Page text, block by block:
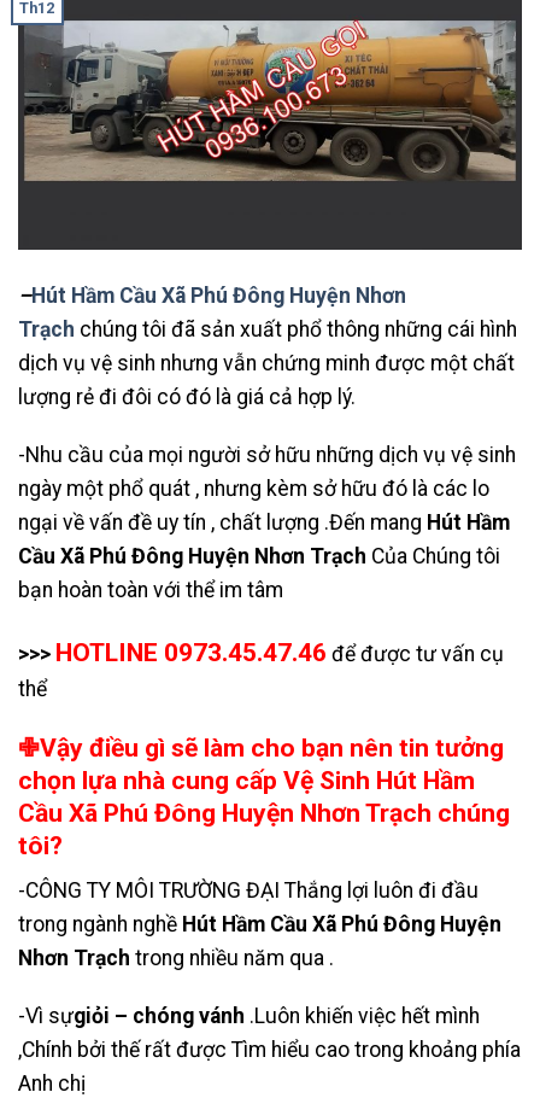
Th12
–Hút Hầm Cầu Xã Phú Đông Huyện Nhơn
Trạch chúng tôi đã sản xuất phổ thông những cái hình
dịch vụ vệ sinh nhưng vẫn chứng minh được một chất
lượng rẻ đi đôi có đó là giá cả hợp lý.
-Nhu cầu của mọi người sở hữu những dịch vụ vệ sinh
ngày một phổ quát , nhưng kèm sở hữu đó là các lo
ngại về vấn đề uy tín , chất lượng .Đến mang Hút Hầm
Cầu Xã Phú Đông Huyện Nhơn Trạch Của Chúng tôi
bạn hoàn toàn với thể im tâm
>>> HOTLINE 0973.45.47.46 để được tư vấn cụ
thể
✙Vậy điều gì sẽ làm cho bạn nên tin tưởng
chọn lựa nhà cung cấp Vệ Sinh Hút Hầm
Cầu Xã Phú Đông Huyện Nhơn Trạch chúng
tôi?
-CÔNG TY MÔI TRƯỜNG ĐẠI Thắng lợi luôn đi đầu
trong ngành nghề Hút Hầm Cầu Xã Phú Đông Huyện
Nhơn Trạch trong nhiều năm qua .
-Vì sựgiỏi – chóng vánh .Luôn khiến việc hết mình
,Chính bởi thế rất được Tìm hiểu cao trong khoảng phía
Anh chị